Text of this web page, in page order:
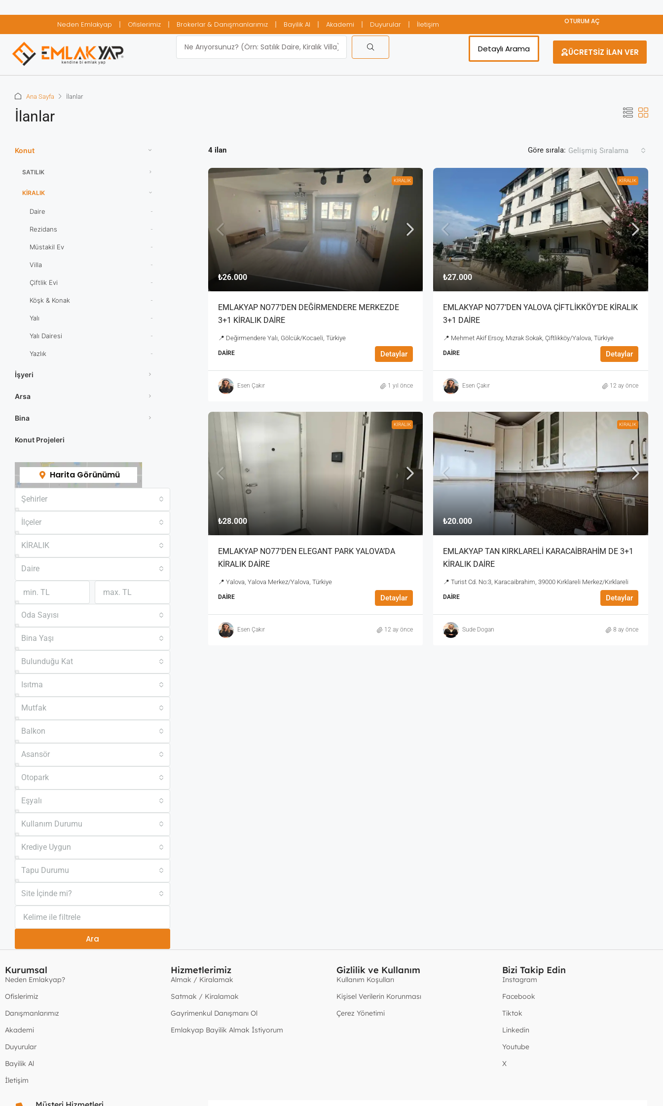
Neden Emlakyap Ofislerimiz Brokerlar & Danışmanlarımız Bayilik Al Akademi Duyurular İletişim OTURUM AÇ
Detaylı Arama ÜCRETSİZ İLAN VER
Ana Sayfa İlanlar
İlanlar
4 ilan Göre sırala: Gelişmiş Sıralama
KİRALIK
₺26.000
EMLAKYAP NO77’DEN DEĞİRMENDERE MERKEZDE
3+1 KİRALIK DAİRE
📍 Değirmendere Yalı, Gölcük/Kocaeli, Türkiye
DAIRE Detaylar
Esen Çakır 1 yıl önce
KİRALIK
₺27.000
EMLAKYAP NO77’DEN YALOVA ÇİFTLİKKÖY’DE KİRALIK
3+1 DAİRE
📍 Mehmet Akif Ersoy, Mızrak Sokak, Çiftlikköy/Yalova, Türkiye
DAIRE Detaylar
Esen Çakır 12 ay önce
KİRALIK
₺28.000
EMLAKYAP NO77’DEN ELEGANT PARK YALOVA’DA
KİRALIK DAİRE
📍 Yalova, Yalova Merkez/Yalova, Türkiye
DAIRE Detaylar
Esen Çakır 12 ay önce
KİRALIK
₺20.000
EMLAKYAP TAN KIRKLARELİ KARACAİBRAHİM DE 3+1
KİRALIK DAİRE
📍 Turist Cd. No:3, Karacaibrahim, 39000 Kırklareli Merkez/Kırklareli
DAIRE Detaylar
Sude Dogan 8 ay önce
Konut
SATILIK
KIRALIK
Daire -
Rezidans -
Müstakil Ev -
Villa -
Çiftlik Evi -
Köşk & Konak -
Yalı -
Yalı Dairesi -
Yazlık -
İşyeri
Arsa
Bina
Konut Projeleri
Harita Görünümü
Şehirler
İlçeler
KİRALIK
Daire
Oda Sayısı
Bina Yaşı
Bulunduğu Kat
Isıtma
Mutfak
Balkon
Asansör
Otopark
Eşyalı
Kullanım Durumu
Krediye Uygun
Tapu Durumu
Site İçinde mi?
Ara
Kurumsal
Neden Emlakyap?
Ofislerimiz
Danışmanlarımız
Akademi
Duyurular
Bayilik Al
İletişim
Hizmetlerimiz
Almak / Kiralamak
Satmak / Kiralamak
Gayrimenkul Danışmanı Ol
Emlakyap Bayilik Almak İstiyorum
Gizlilik ve Kullanım
Kullanım Koşulları
Kişisel Verilerin Korunması
Çerez Yönetimi
Bizi Takip Edin
Instagram
Facebook
Tiktok
Linkedin
Youtube
X